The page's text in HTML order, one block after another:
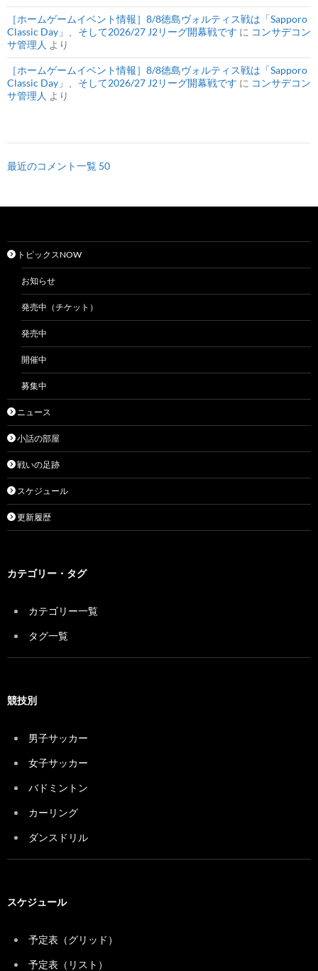
［ホームゲームイベント情報］8/8徳島ヴォルティス戦は「Sapporo
Classic Day」、そして2026/27 J2リーグ開幕戦です に コンサデコン
サ管理人 より
［ホームゲームイベント情報］8/8徳島ヴォルティス戦は「Sapporo
Classic Day」、そして2026/27 J2リーグ開幕戦です に コンサデコン
サ管理人 より
最近のコメント一覧 50
トピックスNOW
お知らせ
発売中（チケット）
発売中
開催中
募集中
ニュース
小話の部屋
戦いの足跡
スケジュール
更新履歴
カテゴリー・タグ
カテゴリー一覧
タグ一覧
競技別
男子サッカー
女子サッカー
バドミントン
カーリング
ダンスドリル
スケジュール
予定表（グリッド）
予定表（リスト）